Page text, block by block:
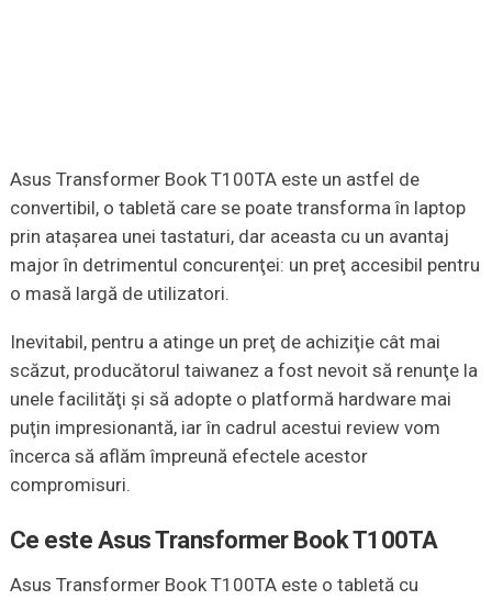
Asus Transformer Book T100TA este un astfel de
convertibil, o tabletă care se poate transforma în laptop
prin ataşarea unei tastaturi, dar aceasta cu un avantaj
major în detrimentul concurenţei: un preţ accesibil pentru
o masă largă de utilizatori.
Inevitabil, pentru a atinge un preţ de achiziţie cât mai
scăzut, producătorul taiwanez a fost nevoit să renunţe la
unele facilităţi şi să adopte o platformă hardware mai
puţin impresionantă, iar în cadrul acestui review vom
încerca să aflăm împreună efectele acestor
compromisuri.
Ce este Asus Transformer Book T100TA
Asus Transformer Book T100TA este o tabletă cu